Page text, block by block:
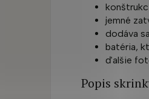
jemné
dodáva
batéria,
ďalšie
Popis